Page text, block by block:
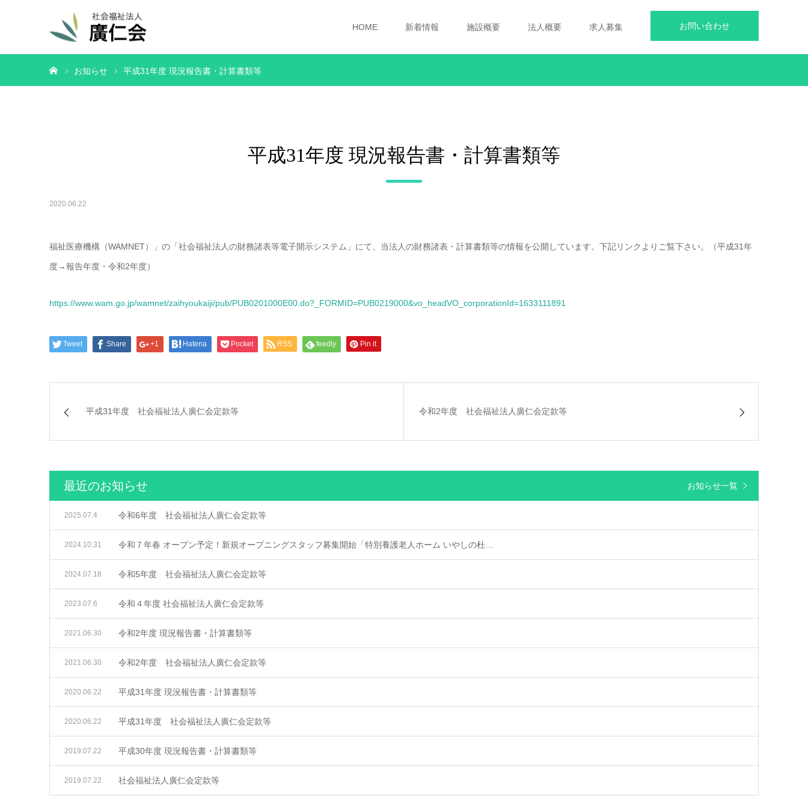
お問い合わせ
HOME 新着情報 施設概要 法人概要 求人募集
お知らせ 平成31年度 現況報告書・計算書類等
平成31年度 現況報告書・計算書類等
2020.06.22
福祉医療機構（WAMNET）」の「社会福祉法人の財務諸表等電子開示システム」にて、当法人の財務諸表・計算書類等の情報を公開しています。下記リンクよりご覧下さい。（平成31年
度→報告年度・令和2年度）
https://www.wam.go.jp/wamnet/zaihyoukaiji/pub/PUB0201000E00.do?_FORMID=PUB0219000&vo_headVO_corporationId=1633111891
Tweet Share +1 Hatena Pocket RSS feedly Pin it
平成31年度 社会福祉法人廣仁会定款等 令和2年度 社会福祉法人廣仁会定款等
最近のお知らせ お知らせ一覧
令和6年度 社会福祉法人廣仁会定款等
2025.07.4
令和７年春 オープン予定！新規オープニングスタッフ募集開始「特別養護老人ホーム いやしの杜…
2024.10.31
令和5年度 社会福祉法人廣仁会定款等
2024.07.18
令和４年度 社会福祉法人廣仁会定款等
2023.07.6
令和2年度 現況報告書・計算書類等
2021.06.30
令和2年度 社会福祉法人廣仁会定款等
2021.06.30
平成31年度 現況報告書・計算書類等
2020.06.22
平成31年度 社会福祉法人廣仁会定款等
2020.06.22
平成30年度 現況報告書・計算書類等
2019.07.22
社会福祉法人廣仁会定款等
2019.07.22